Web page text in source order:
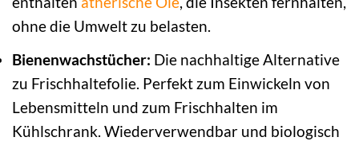
ohne die Umwelt zu belasten.
Bienenwachstücher: Die nachhaltige Alternative
zu Frischhaltefolie. Perfekt zum Einwickeln von
Lebensmitteln und zum Frischhalten im
Kühlschrank. Wiederverwendbar und biologisch